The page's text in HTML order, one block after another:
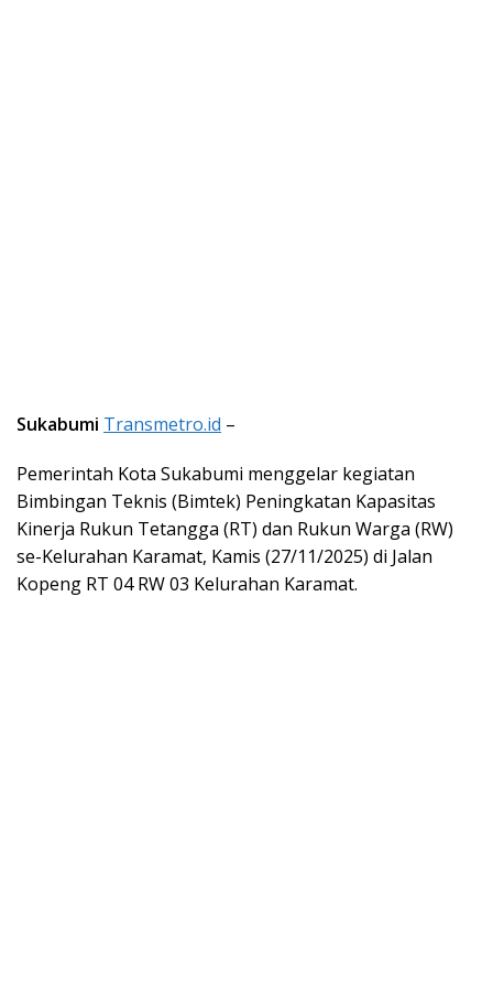
Sukabumi Transmetro.id –
Pemerintah Kota Sukabumi menggelar kegiatan
Bimbingan Teknis (Bimtek) Peningkatan Kapasitas
Kinerja Rukun Tetangga (RT) dan Rukun Warga (RW)
se-Kelurahan Karamat, Kamis (27/11/2025) di Jalan
Kopeng RT 04 RW 03 Kelurahan Karamat.